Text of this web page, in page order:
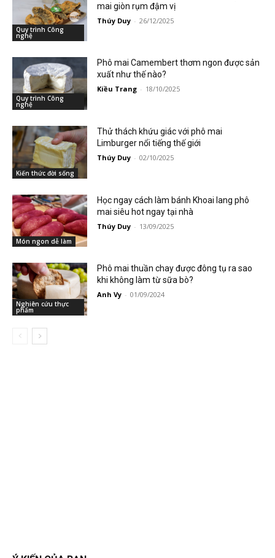
Quy trình Công
nghệ
mai giòn rụm đậm vị
Thúy Duy - 26/12/2025
Quy trình Công
nghệ
Phô mai Camembert thơm ngon được sản
xuất như thế nào?
Kiều Trang - 18/10/2025
Kiến thức đời sống
Thử thách khứu giác với phô mai
Limburger nổi tiếng thế giới
Thúy Duy - 02/10/2025
Món ngon dễ làm
Học ngay cách làm bánh Khoai lang phô
mai siêu hot ngay tại nhà
Thúy Duy - 13/09/2025
Nghiên cứu thực
phẩm
Phô mai thuần chay được đông tụ ra sao
khi không làm từ sữa bò?
Anh Vy - 01/09/2024